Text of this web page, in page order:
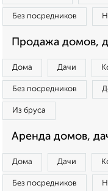
Без посредников
Продажа домов,
Дома Дачи
Без посредников
Из бруса
Аренда домов,
Дома Дачи
Без посредников